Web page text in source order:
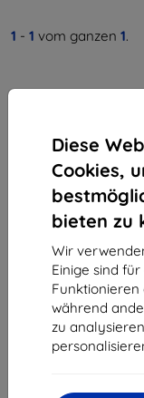
Diese
Cookies,
bieten zu
Wir
Einige sind
Funktionieren
während
zu
1 - 1 vom ganzen 1.
Shield-Sk s.r.o.
Ulica Rudolfa Mocka
841 04 Bratislava
Unternehmens-ID:
USt-IdNr.: